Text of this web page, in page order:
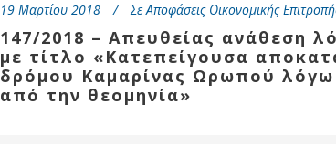
19 Μαρτίου 2018 Σε Αποφάσεις Οικονομικής
147/2018 – Απευθείας ανάθεση
με τίτλο «Κατεπείγουσα
δρόμου Καμαρίνας Ωρωπού
από την θεομηνία»